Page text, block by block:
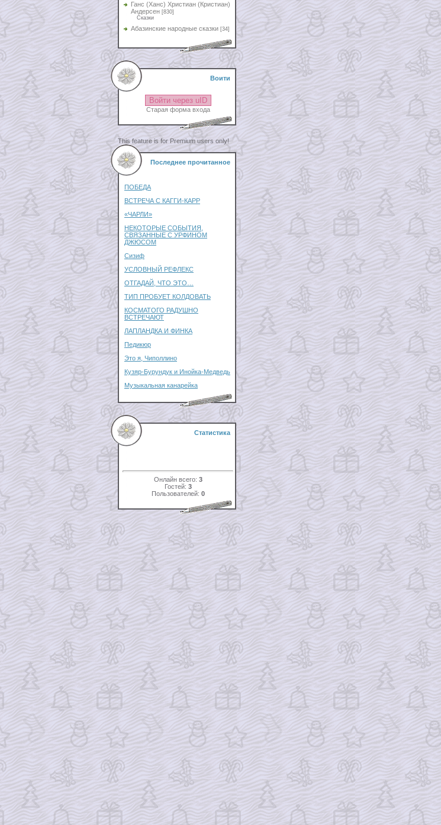
Ганс (Ханс) Христиан (Кристиан)
Андерсен [830]
Сказки
Абазинские народные сказки [34]
Воити
Войти через uID
Старая форма входа
This feature is for Premium users only!
Последнее прочитанное
ПОБЕДА
ВСТРЕЧА С КАГГИ-КАРР
«ЧАРЛИ»
НЕКОТОРЫЕ СОБЫТИЯ,
СВЯЗАННЫЕ С УРФИНОМ
ДЖЮСОМ
Сизиф
УСЛОВНЫЙ РЕФЛЕКС
ОТГАДАЙ, ЧТО ЭТО…
ТИП ПРОБУЕТ КОЛДОВАТЬ
КОСМАТОГО РАДУШНО
ВСТРЕЧАЮТ
ЛАПЛАНДКА И ФИНКА
Педикюр
Это я, Чиполлино
Кузяр-Бурундук и Инойка-Медведь
Музыкальная канарейка
Статистика
Онлайн всего: 3
Гостей: 3
Пользователей: 0